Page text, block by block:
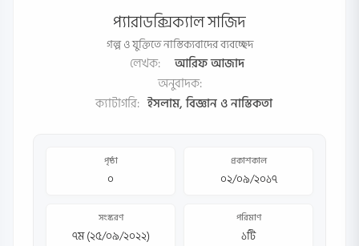
প্যারাডক্সিক্যাল সাজিদ
গল্প ও যুক্তিতে নাস্তিক্যবাদের ব্যবচ্ছেদ
লেখক:
আরিফ আজাদ
অনুবাদক:
ক্যাটাগরি: ইসলাম, বিজ্ঞান ও নাস্তিকতা
পৃষ্ঠা
০
প্রকাশকাল
০২/০৯/২০১৭
সংস্করণ
৭ম (২৫/০৯/২০২২)
পরিমাণ
১টি